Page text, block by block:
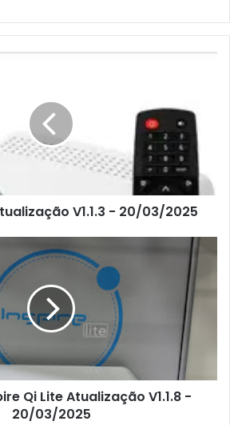
V1.1.3 - 20/03/2025
Qi Lite Atualização V1.1.8 -
20/03/2025